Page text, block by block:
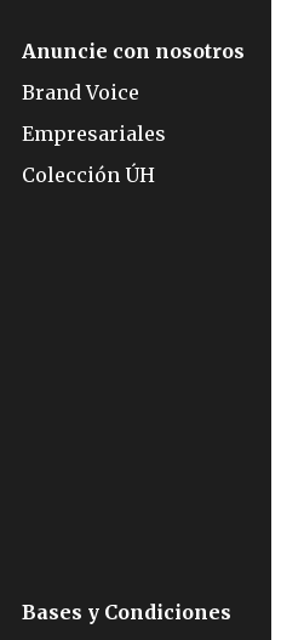
Anuncie con nosotros
Brand Voice
Empresariales
Colección ÚH
Bases y Condiciones